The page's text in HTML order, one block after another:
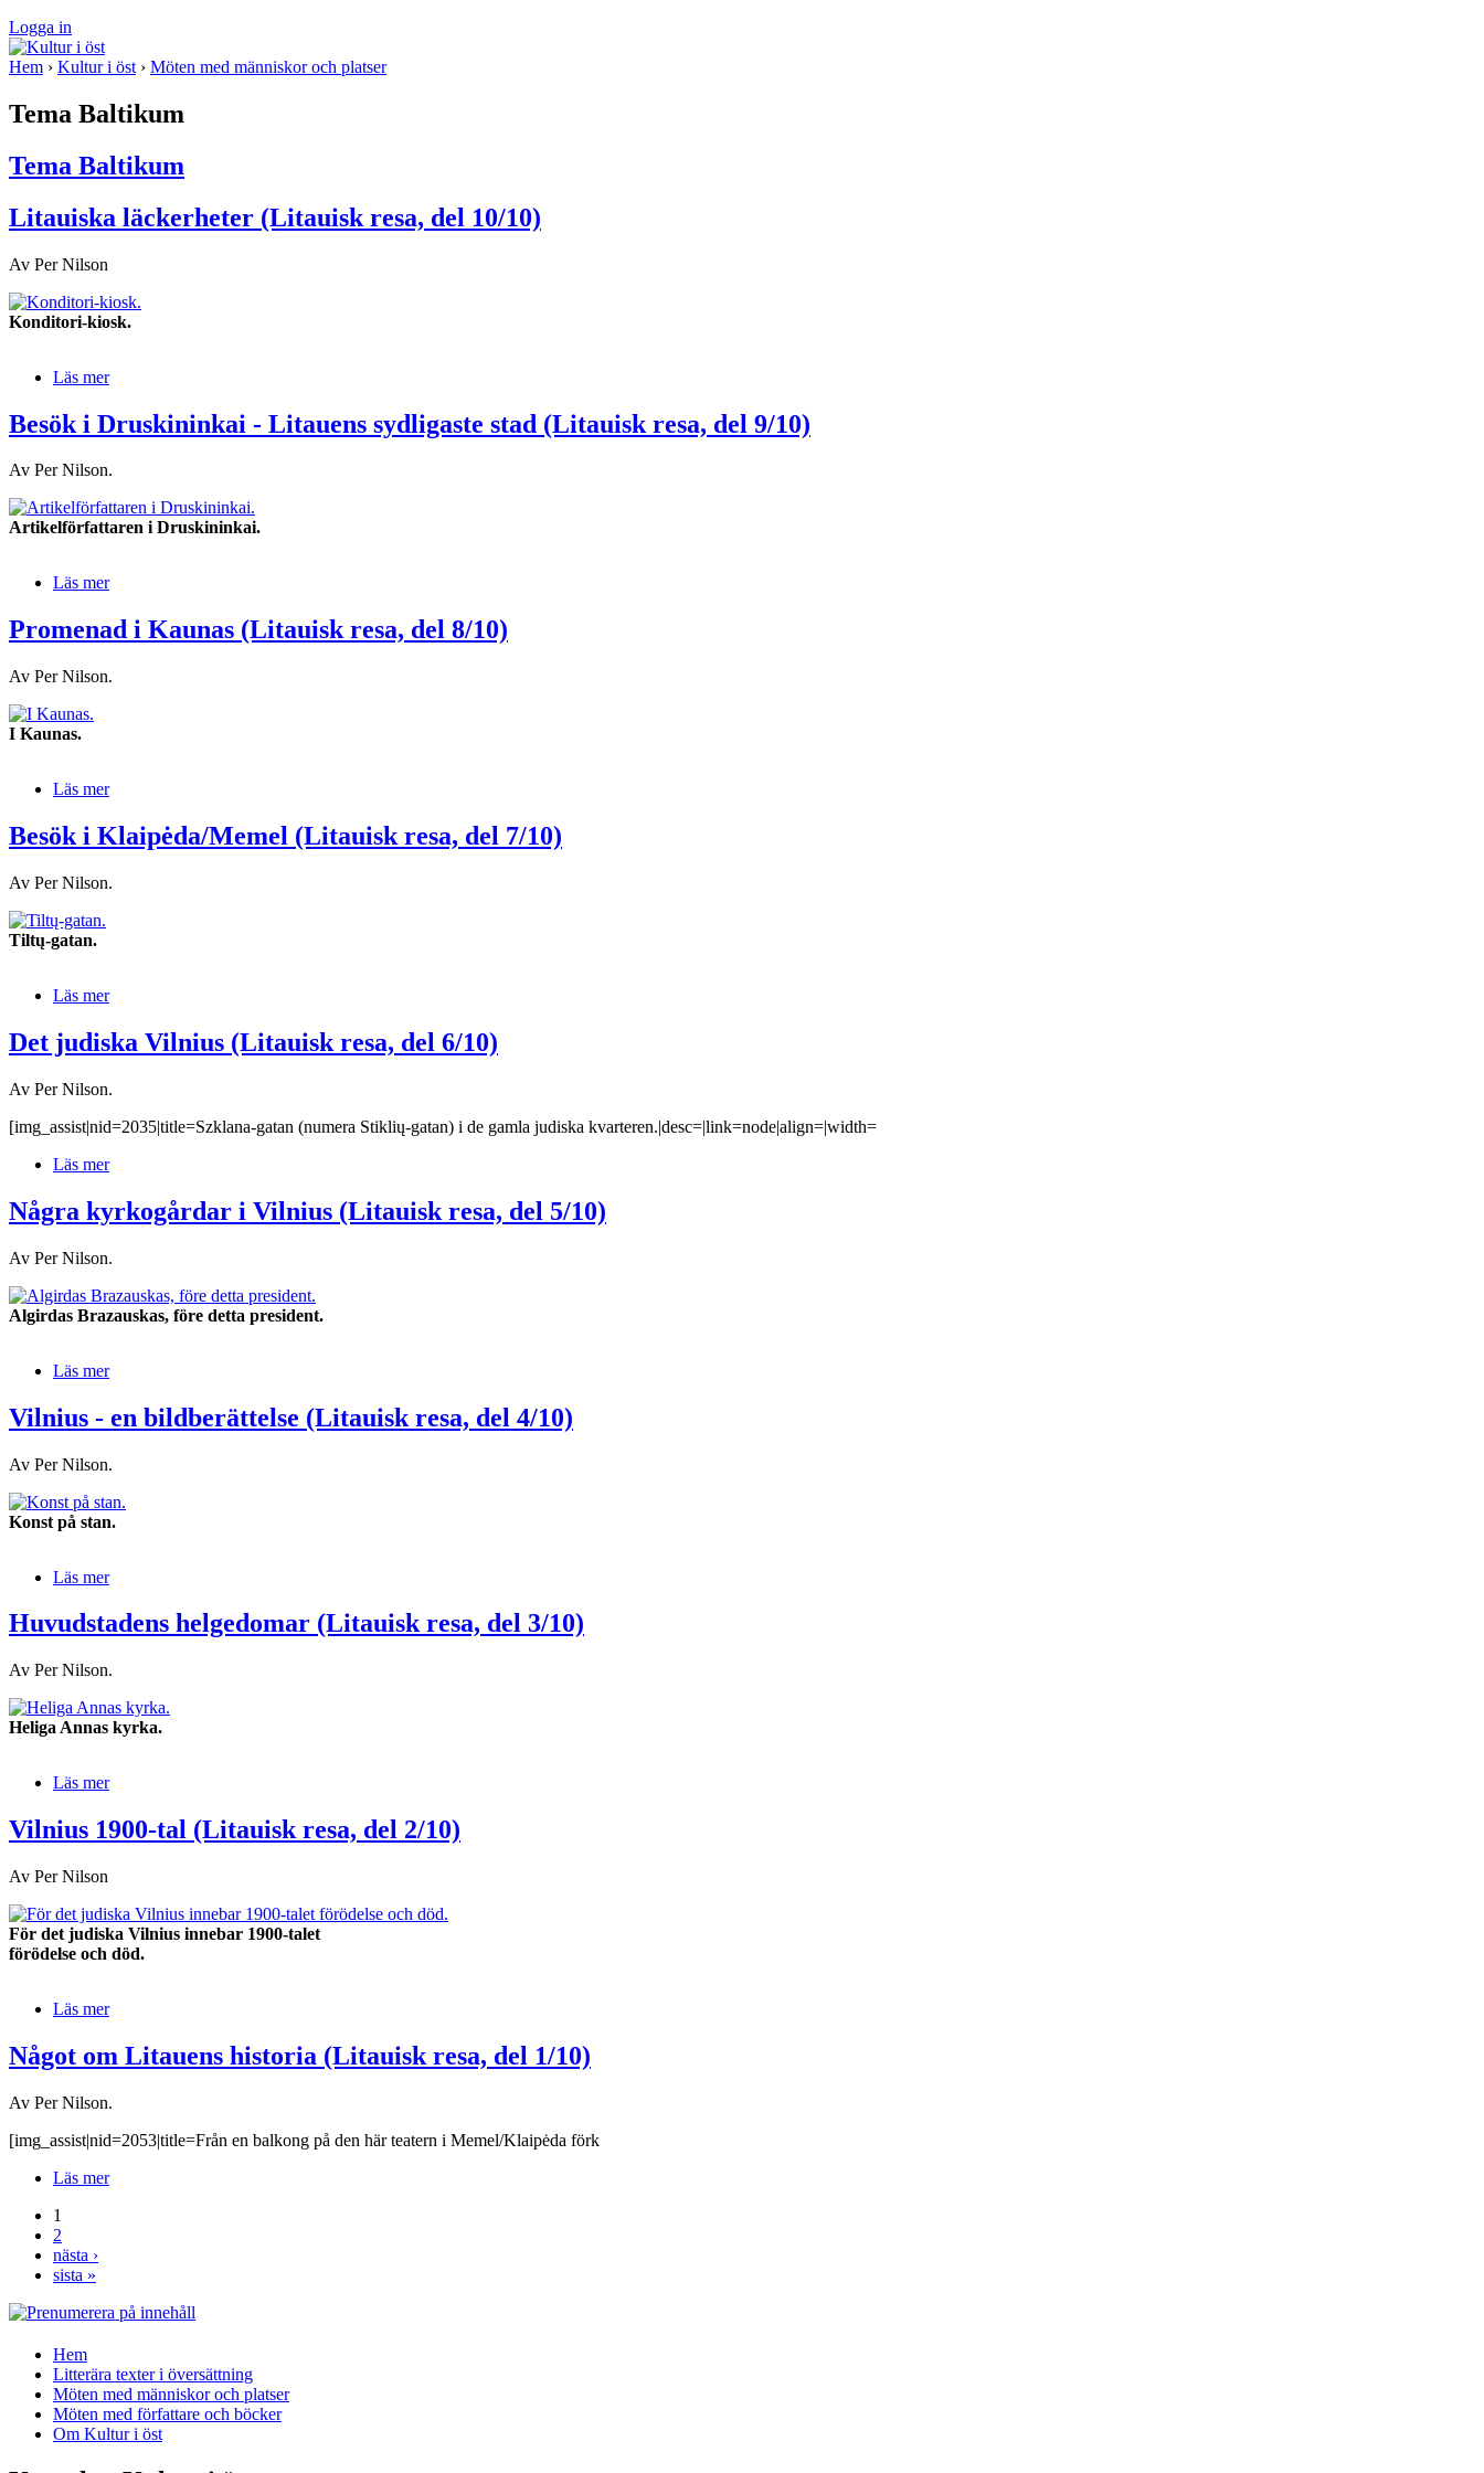
Logga in
Hem › Kultur i öst › Möten med människor och platser
Tema Baltikum
Tema Baltikum
Litauiska läckerheter (Litauisk resa, del 10/10)
Av Per Nilson
Konditori-kiosk.
Läs mer
Besök i Druskininkai - Litauens sydligaste stad (Litauisk resa, del 9/10)
Av Per Nilson.
Artikelförfattaren i Druskininkai.
Läs mer
Promenad i Kaunas (Litauisk resa, del 8/10)
Av Per Nilson.
I Kaunas.
Läs mer
Besök i Klaipėda/Memel (Litauisk resa, del 7/10)
Av Per Nilson.
Tiltų-gatan.
Läs mer
Det judiska Vilnius (Litauisk resa, del 6/10)
Av Per Nilson.
[img_assist|nid=2035|title=Szklana-gatan (numera Stiklių-gatan) i de gamla judiska kvarteren.|desc=|link=node|align=|width=
Läs mer
Några kyrkogårdar i Vilnius (Litauisk resa, del 5/10)
Av Per Nilson.
Algirdas Brazauskas, före detta president.
Läs mer
Vilnius - en bildberättelse (Litauisk resa, del 4/10)
Av Per Nilson.
Konst på stan.
Läs mer
Huvudstadens helgedomar (Litauisk resa, del 3/10)
Av Per Nilson.
Heliga Annas kyrka.
Läs mer
Vilnius 1900-tal (Litauisk resa, del 2/10)
Av Per Nilson
För det judiska Vilnius innebar 1900-talet
förödelse och död.
Läs mer
Något om Litauens historia (Litauisk resa, del 1/10)
Av Per Nilson.
[img_assist|nid=2053|title=Från en balkong på den här teatern i Memel/Klaipėda förk
Läs mer
1
2
nästa ›
sista »
Hem
Litterära texter i översättning
Möten med människor och platser
Möten med författare och böcker
Om Kultur i öst